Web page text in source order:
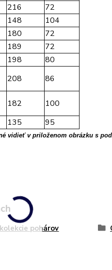
216
72
148
104
180
72
189
72
198
80
208
86
182
100
135 95
vidieť v priloženom obrázku s
kolekcie pohárov